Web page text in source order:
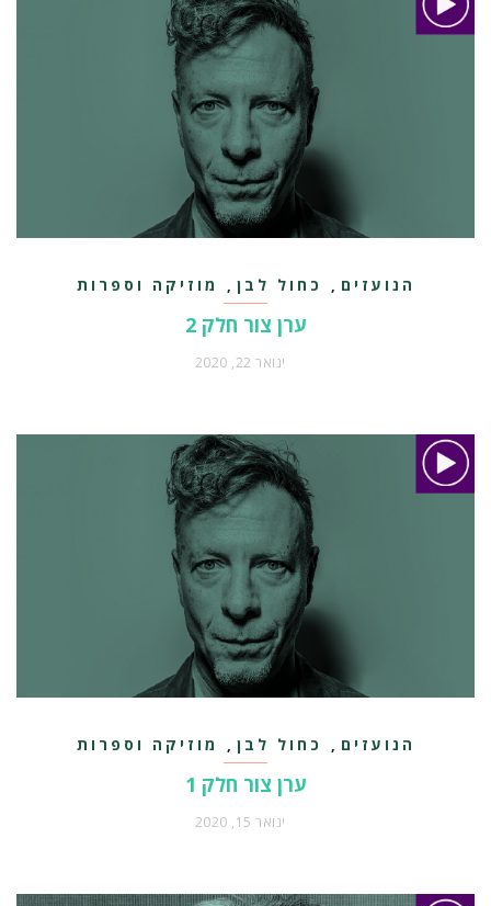
הנועזים , כחול לבן , מוזיקה וספרות
ערן צור חלק 2
ינואר 22, 2020
הנועזים , כחול לבן , מוזיקה וספרות
ערן צור חלק 1
ינואר 15, 2020